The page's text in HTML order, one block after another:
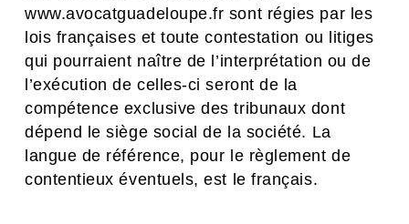
www.avocatguadeloupe.fr sont régies par les
lois françaises et toute contestation ou litiges
qui pourraient naître de l’interprétation ou de
l’exécution de celles-ci seront de la
compétence exclusive des tribunaux dont
dépend le siège social de la société. La
langue de référence, pour le règlement de
contentieux éventuels, est le français.